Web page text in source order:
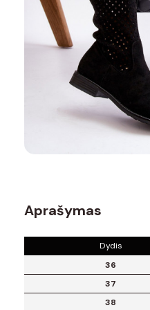
Aprašymas
Dydis
36
37
38